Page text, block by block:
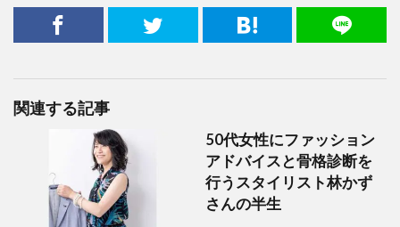
関連する記事
50代女性にファッション
アドバイスと骨格診断を
行うスタイリスト林かず
さんの半生